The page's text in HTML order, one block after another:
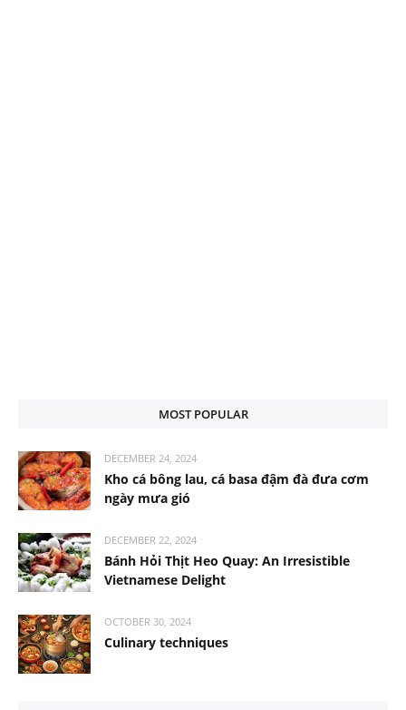
MOST POPULAR
DECEMBER 24, 2024
Kho cá bông lau, cá basa đậm đà đưa cơm
ngày mưa gió
DECEMBER 22, 2024
Bánh Hỏi Thịt Heo Quay: An Irresistible
Vietnamese Delight
OCTOBER 30, 2024
Culinary techniques